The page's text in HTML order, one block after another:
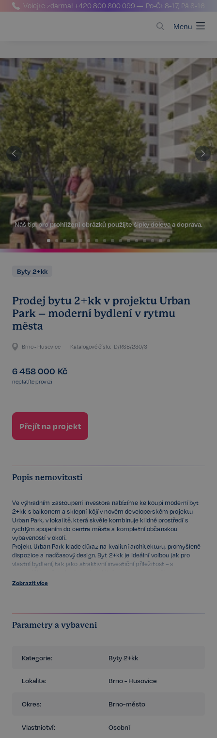
Volejte zdarma!+420 800 800 099 — Po-Čt 8-17, Pá 8-16
Menu
Náš tip:pro prohlížení obrázků použijte šipky doleva a doprava.
Byty 2+kk
Prodej bytu 2+kk v projektu Urban
Park – moderní bydlení v rytmu
města
Brno - Husovice Katalogové číslo: D/RSB/230/3
6 458 000 Kč
neplatíte provizi
Přejít na projekt
Popis nemovitosti
Ve výhradním zastoupení investora nabízíme ke koupi moderní byt
2+kk s balkonem a sklepní kójí v novém developerském projektu
Urban Park, v lokalitě, která skvěle kombinuje klidné prostředí s
rychlým spojením do centra města a kompletní občanskou
vybaveností v okolí.
Projekt Urban Park klade důraz na kvalitní architekturu, promyšlené
dispozice a nadčasový design. Byt 2+kk je ideální volbou jak pro
vlastní bydlení, tak jako atraktivní investiční příležitost – s
Nechte se oslovit moderním bydlením v rostoucí části Brna. Více
Zobrazit více
Parametry a vybavení
Kategorie: Byty 2+kk
Lokalita: Brno - Husovice
Okres: Brno-město
Vlastnictví: Osobní